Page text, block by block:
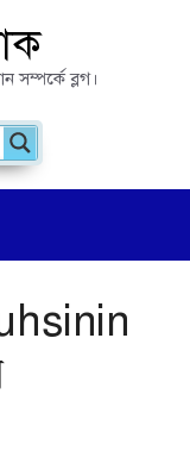
সম্পর্কে ব্লগ।